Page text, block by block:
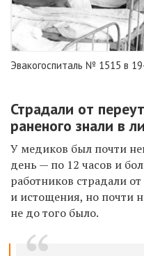
Эвакогоспиталь № 1515 в
Страдали от
раненого знали в
У медиков был почти
день — по 12 часов и
работников страдали
и истощения, но почти
не до того было.